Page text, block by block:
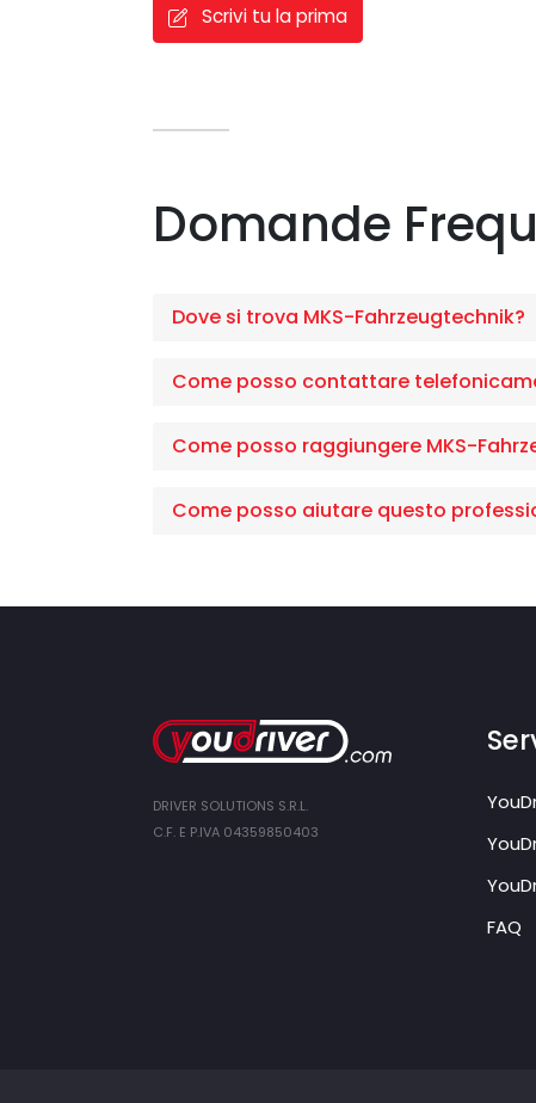
Scrivi tu la prima
Domande
Dove si trova MKS-Fahrzeugtechnik?
Come posso contattare
Come posso raggiungere MKS-
Come posso aiutare questo
DRIVER SOLUTIONS S.R.L.
C.F. E P.IVA 04359850403
FAQ